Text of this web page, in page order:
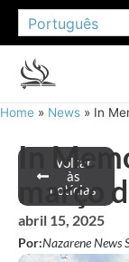
Português
Home » News » In
Voltar
às
notícias
In
março
abril 15, 2025
Por:Nazarene News